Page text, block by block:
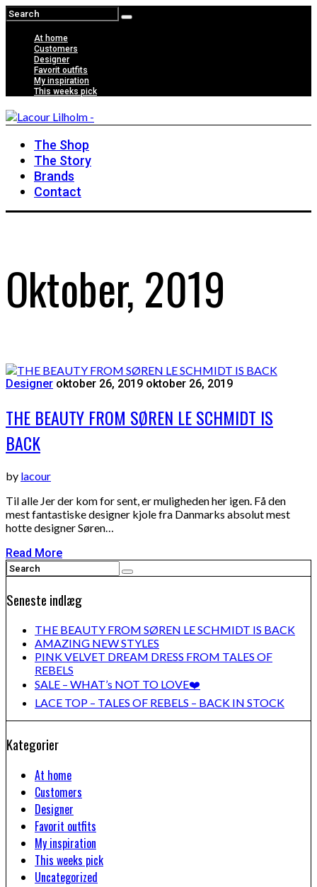
At home
Customers
Designer
Favorit outfits
My inspiration
This weeks pick
The Shop
The Story
Brands
Contact
Oktober, 2019
Designer oktober 26, 2019 oktober 26, 2019
THE BEAUTY FROM SØREN LE SCHMIDT IS
BACK
by lacour
Til alle Jer der kom for sent, er muligheden her igen. Få den
mest fantastiske designer kjole fra Danmarks absolut mest
hotte designer Søren…
Read More
Seneste indlæg
THE BEAUTY FROM SØREN LE SCHMIDT IS BACK
AMAZING NEW STYLES
PINK VELVET DREAM DRESS FROM TALES OF
REBELS
SALE – WHAT’s NOT TO LOVE❤️
LACE TOP – TALES OF REBELS – BACK IN STOCK
Kategorier
At home
Customers
Designer
Favorit outfits
My inspiration
This weeks pick
Uncategorized